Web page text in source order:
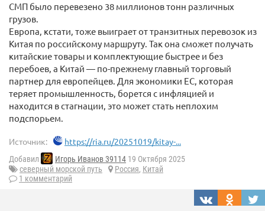
СМП было перевезено 38 миллионов тонн различных
грузов.
Европа, кстати, тоже выиграет от транзитных перевозок из
Китая по российскому маршруту. Так она сможет получать
китайские товары и комплектующие быстрее и без
перебоев, а Китай — по-прежнему главный торговый
партнер для европейцев. Для экономики ЕС, которая
теряет промышленность, борется с инфляцией и
находится в стагнации, это может стать неплохим
подспорьем.
Источник: https://ria.ru/20251019/kitay-...
Добавил Игорь Иванов 39114 19 Октября 2025
северный морской путь
Россия, Китай
1 комментарий